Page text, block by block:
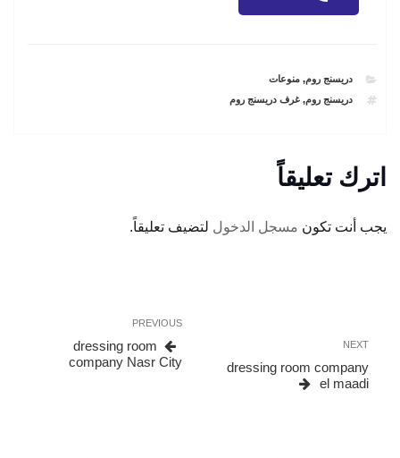
CATEGORIES
دريسنج روم,منوعات
TAGS
دريسنج روم,غرف دريسنج روم
اترك تعليقاً
يجب أنت تكون مسجل الدخول لتضيف تعليقاً.
المقالات
Previous
Post
PREVIOUS
dressing room
company Nasr City
Next
Post
NEXT
dressing room company
el maadi